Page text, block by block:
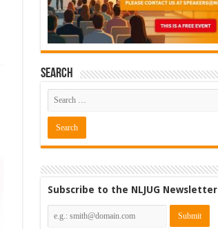
Search
Subscribe to the NLJUG Newsletter